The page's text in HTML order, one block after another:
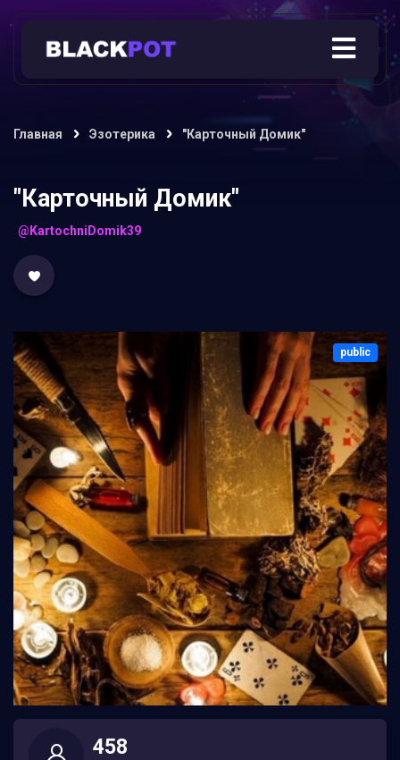
Главная Эзотерика "Карточный Домик"
"Карточный Домик"
@KartochniDomik39
public
458